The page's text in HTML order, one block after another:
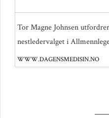
Tor Magne Johnsen
nestledervalget i
WWW.DAGENSMEDISIN.NO